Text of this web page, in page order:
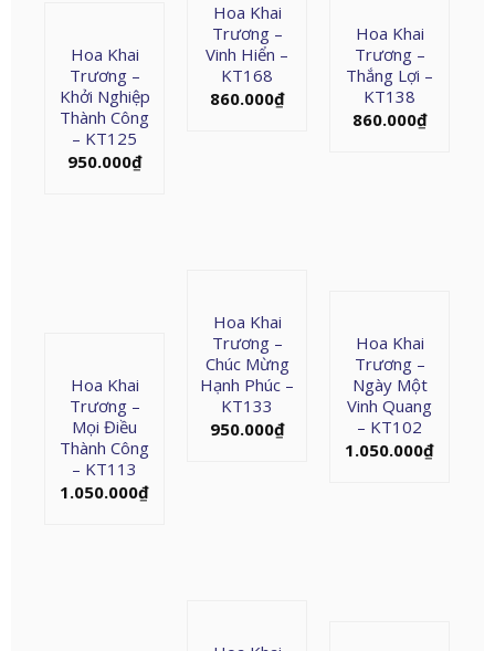
Hoa Khai
Trương –
Vinh Hiển –
KT168
860.000₫
Hoa Khai
Trương –
Thắng Lợi –
KT138
860.000₫
Hoa Khai
Trương –
Khởi Nghiệp
Thành Công
– KT125
950.000₫
Hoa Khai
Trương –
Chúc Mừng
Hạnh Phúc –
KT133
950.000₫
Hoa Khai
Trương –
Ngày Một
Vinh Quang
– KT102
1.050.000₫
Hoa Khai
Trương –
Mọi Điều
Thành Công
– KT113
1.050.000₫